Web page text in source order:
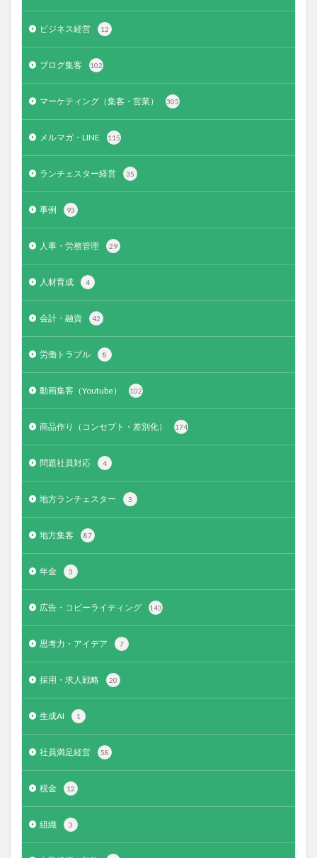
ビジネス経営 12
ブログ集客 102
マーケティング（集客・営業） 305
メルマガ・LINE 115
ランチェスター経営 35
事例 93
人事・労務管理 29
人材育成 4
会計・融資 42
労働トラブル 8
動画集客（Youtube） 102
商品作り（コンセプト・差別化） 174
問題社員対応 4
地方ランチェスター 3
地方集客 87
年金 3
広告・コピーライティング 143
思考力・アイデア 7
採用・求人戦略 20
生成AI 1
社員満足経営 58
税金 12
組織 3